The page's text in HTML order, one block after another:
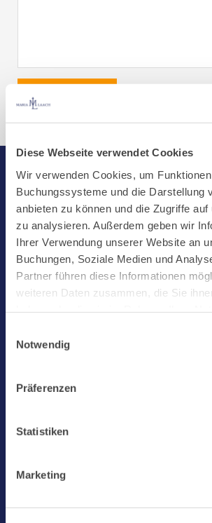
Diese Webseite verwendet Cookies
Wir verwenden Cookies, um
Buchungssysteme und die Darstellung
anbieten zu können und die Zugriffe
zu analysieren. Außerdem geben wir
Ihrer Verwendung unserer Website an
Buchungen, Soziale Medien und
Partner führen diese Informationen
weiteren Daten zusammen, die Sie
challenges.cloudflare.com: Wir
Buchungssystem MEWS in unserem
übermittelt. Cookies von
Buchungen von Bibliotheks- und
Buchungen durchführen zu können
Notwendig
Präferenzen
Statistiken
Marketing
Start
Aktuelles
Kloster
Klosterbetriebe
Spenden
Laacher See
Jobs